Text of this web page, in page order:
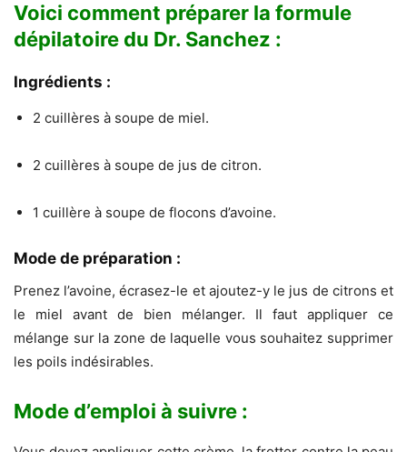
Voici comment préparer la formule
dépilatoire du Dr. Sanchez :
Ingrédients :
2 cuillères à soupe de miel.
2 cuillères à soupe de jus de citron.
1 cuillère à soupe de flocons d’avoine.
Mode de préparation :
Prenez l’avoine, écrasez-le et ajoutez-y le jus de citrons et
le miel avant de bien mélanger. Il faut appliquer ce
mélange sur la zone de laquelle vous souhaitez supprimer
les poils indésirables.
Mode d’emploi à suivre :